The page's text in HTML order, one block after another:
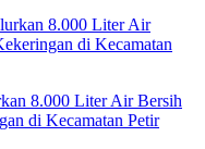
8.000 Liter Air Bersih
di Kecamatan Petir